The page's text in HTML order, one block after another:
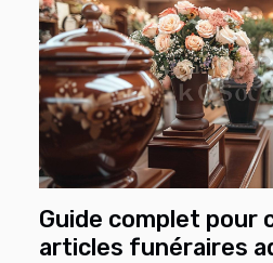
Guide complet pour
articles funéraires